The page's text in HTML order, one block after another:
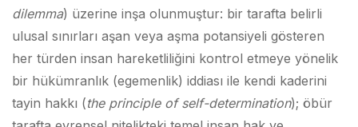
dilemma) üzerine inşa olunmuştur: bir tarafta belirli
ulusal sınırları aşan veya aşma potansiyeli gösteren
her türden insan hareketliliğini kontrol etmeye yönelik
bir hükümranlık (egemenlik) iddiası ile kendi kaderini
tayin hakkı (the principle of self-determination); öbür